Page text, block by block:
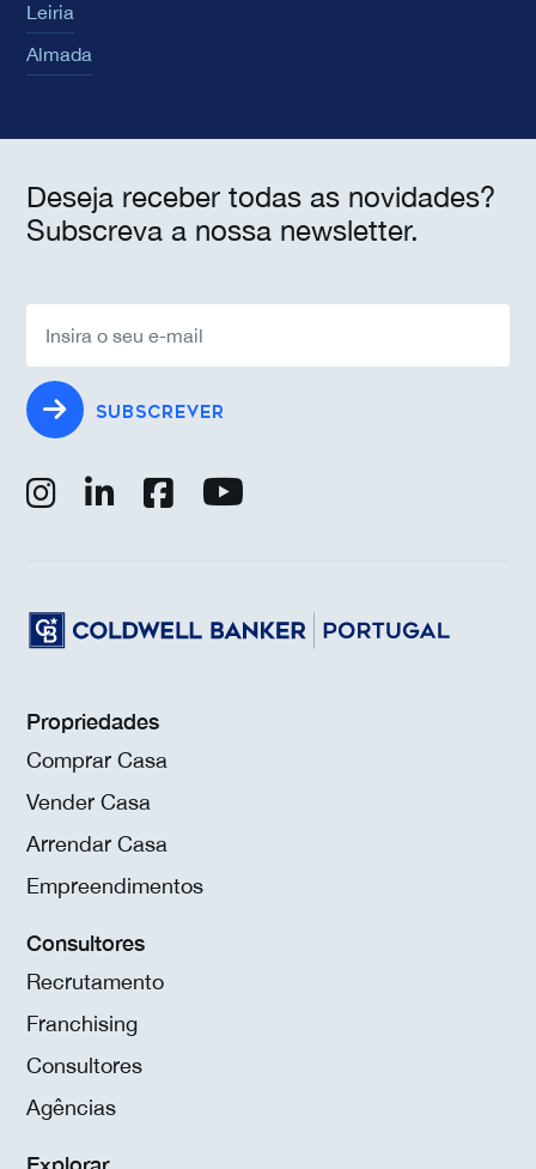
Leiria
Almada
Deseja receber todas as novidades?
Subscreva a nossa newsletter.
SUBSCREVER
Propriedades
Comprar Casa
Vender Casa
Arrendar Casa
Empreendimentos
Consultores
Recrutamento
Franchising
Consultores
Agências